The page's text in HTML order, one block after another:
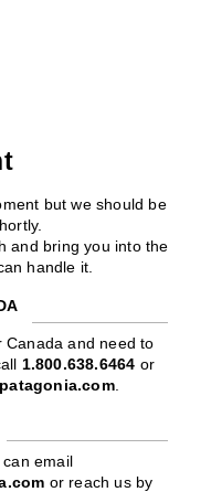
but we should be
and bring you into the
handle it.
Canada and need to
1.800.638.6464 or
.
email
or reach us by